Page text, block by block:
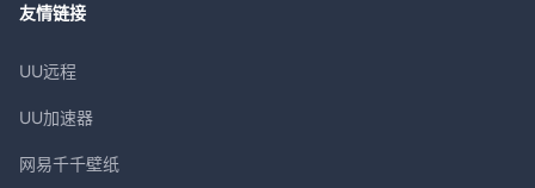
友情链接
UU远程
UU加速器
网易千千壁纸